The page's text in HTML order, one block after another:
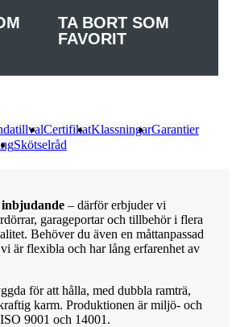
TA BORT SOM
FAVORIT
CertifikatKlassningarGarantier
Skötselråd
– därför erbjuder vi
garageportar och tillbehör i flera
Behöver du även en måttanpassad
är flexibla och har lång erfarenhet av
för att hålla, med dubbla ramträ,
karm. Produktionen är miljö- och
9001 och 14001.